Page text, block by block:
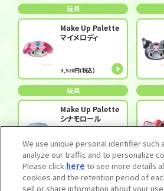
玩具
Make Up Palette
マイメロディ
3,520円(税込)
玩具
Make Up Palette
シナモロール
3,520円(税込)
玩具
We use unique personal identifier such
analyze our traffic and to personalize
Please click here to see more details
cookies and the retention period of
sell or share information about your